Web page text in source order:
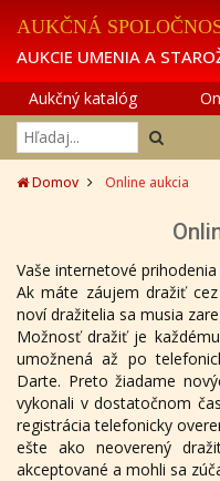
AUKČNÁ
AUKCIE UMENIA A
Aukčný katalóg
Domov Online aukcia
Vaše internetové prihodenia
Ak máte záujem dražiť
noví dražitelia sa musia
Možnosť dražiť je
umožnená až po
Darte. Preto žiadame
vykonali v dostatočnom
registrácia telefonicky
ešte ako neoverený
akceptované a mohli sa